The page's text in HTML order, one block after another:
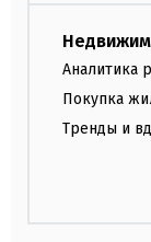
Аналитика
Покупка
Тренды и